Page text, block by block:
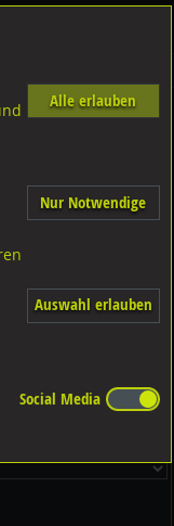
Alle erlauben
Nur Notwendige
Auswahl erlauben
Social Media